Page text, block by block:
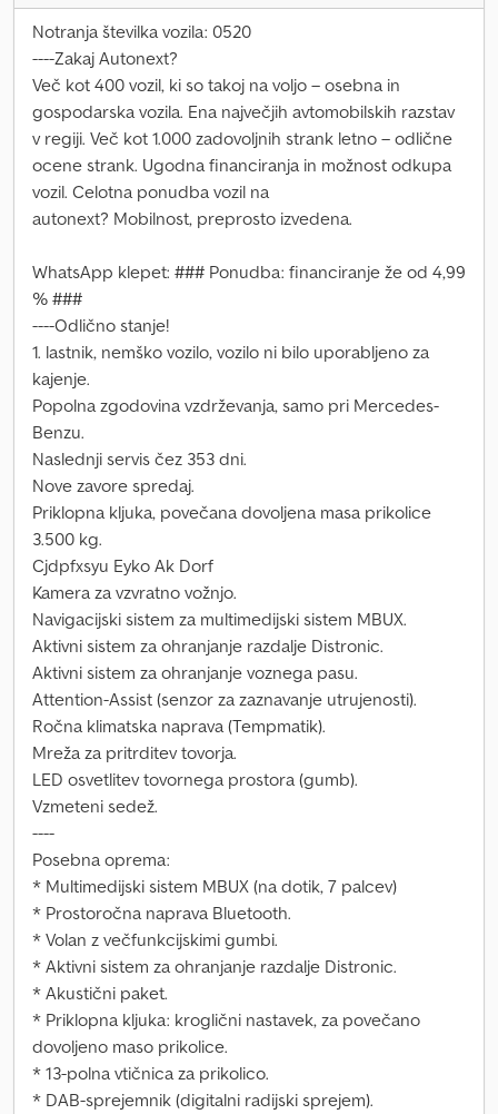
Notranja številka vozila: 0520
----Zakaj Autonext?
Več kot 400 vozil, ki so takoj na voljo – osebna in
gospodarska vozila. Ena največjih avtomobilskih razstav
v regiji. Več kot 1.000 zadovoljnih strank letno – odlične
ocene strank. Ugodna financiranja in možnost odkupa
vozil. Celotna ponudba vozil na
autonext? Mobilnost, preprosto izvedena.
WhatsApp klepet: ### Ponudba: financiranje že od 4,99
% ###
----Odlično stanje!
1. lastnik, nemško vozilo, vozilo ni bilo uporabljeno za
kajenje.
Popolna zgodovina vzdrževanja, samo pri Mercedes-
Benzu.
Naslednji servis čez 353 dni.
Nove zavore spredaj.
Priklopna kljuka, povečana dovoljena masa prikolice
3.500 kg.
Cjdpfxsyu Eyko Ak Dorf
Kamera za vzvratno vožnjo.
Navigacijski sistem za multimedijski sistem MBUX.
Aktivni sistem za ohranjanje razdalje Distronic.
Aktivni sistem za ohranjanje voznega pasu.
Attention-Assist (senzor za zaznavanje utrujenosti).
Ročna klimatska naprava (Tempmatik).
Mreža za pritrditev tovorja.
LED osvetlitev tovornega prostora (gumb).
Vzmeteni sedež.
----
Posebna oprema:
* Multimedijski sistem MBUX (na dotik, 7 palcev)
* Prostoročna naprava Bluetooth.
* Volan z večfunkcijskimi gumbi.
* Aktivni sistem za ohranjanje razdalje Distronic.
* Akustični paket.
* Priklopna kljuka: kroglični nastavek, za povečano
dovoljeno maso prikolice.
* 13-polna vtičnica za prikolico.
* DAB-sprejemnik (digitalni radijski sprejem).